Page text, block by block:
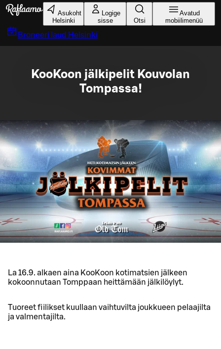
Liigu peamise sisu juurde
Asukoht
Helsinki
Logige
sisse
Otsi
Avatud
mobiilimenüü
Broneeri laud Helsinki
KooKoon jälkipelit Kouvolan
Tompassa!
La 16.9. alkaen aina KooKoon kotimatsien jälkeen
kokoonnutaan Tomppaan heittämään jälkilöylyt.
Tuoreet fiilikset kuullaan vaihtuvilta joukkueen pelaajilta
ja valmentajilta.